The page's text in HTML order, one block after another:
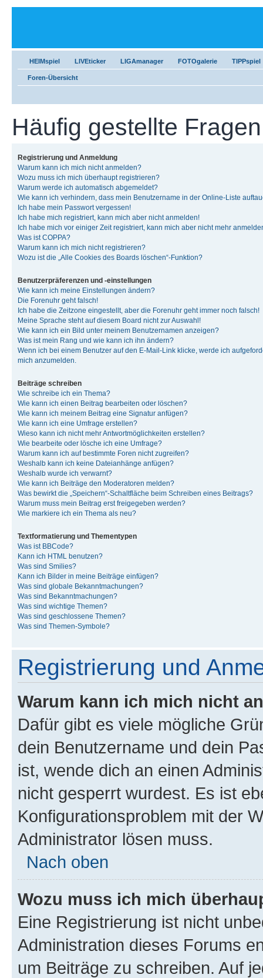
HEIMspiel LIVEticker LIGAmanager FOTOgalerie TIPPspiel
Foren-Übersicht
Häufig gestellte Fragen
Registrierung und Anmeldung
Warum kann ich mich nicht anmelden?
Wozu muss ich mich überhaupt registrieren?
Warum werde ich automatisch abgemeldet?
Wie kann ich verhindern, dass mein Benutzername in der Online-Liste
Ich habe mein Passwort vergessen!
Ich habe mich registriert, kann mich aber nicht anmelden!
Ich habe mich vor einiger Zeit registriert, kann mich aber nicht mehr
Was ist COPPA?
Warum kann ich mich nicht registrieren?
Wozu ist die „Alle Cookies des Boards löschen“-Funktion?
Benutzerpräferenzen und -einstellungen
Wie kann ich meine Einstellungen ändern?
Die Forenuhr geht falsch!
Ich habe die Zeitzone eingestellt, aber die Forenuhr geht immer noch falsch!
Meine Sprache steht auf diesem Board nicht zur Auswahl!
Wie kann ich ein Bild unter meinem Benutzernamen anzeigen?
Was ist mein Rang und wie kann ich ihn ändern?
Wenn ich bei einem Benutzer auf den E-Mail-Link klicke, werde ich
mich anzumelden.
Beiträge schreiben
Wie schreibe ich ein Thema?
Wie kann ich einen Beitrag bearbeiten oder löschen?
Wie kann ich meinem Beitrag eine Signatur anfügen?
Wie kann ich eine Umfrage erstellen?
Wieso kann ich nicht mehr Antwortmöglichkeiten erstellen?
Wie bearbeite oder lösche ich eine Umfrage?
Warum kann ich auf bestimmte Foren nicht zugreifen?
Weshalb kann ich keine Dateianhänge anfügen?
Weshalb wurde ich verwarnt?
Wie kann ich Beiträge den Moderatoren melden?
Was bewirkt die „Speichern“-Schaltfläche beim Schreiben eines Beitrags?
Warum muss mein Beitrag erst freigegeben werden?
Wie markiere ich ein Thema als neu?
Textformatierung und Thementypen
Was ist BBCode?
Kann ich HTML benutzen?
Was sind Smilies?
Kann ich Bilder in meine Beiträge einfügen?
Was sind globale Bekanntmachungen?
Was sind Bekanntmachungen?
Was sind wichtige Themen?
Was sind geschlossene Themen?
Was sind Themen-Symbole?
Registrierung und
Warum kann ich mich nicht
Dafür gibt es viele mögliche
dein Benutzername und dein
ist, wende dich an einen
nicht gesperrt wurdest. Es ist
Konfigurationsproblem mit der
Administrator lösen muss.
Nach oben
Wozu muss ich mich
Eine Registrierung ist nicht
Administration dieses Forums
um Beiträge zu schreiben. Auf